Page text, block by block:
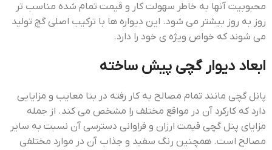
محبوبیت آنها به خاطر سهولت کار و قیمت تمام شده مناسب تر
روز به روز بیشتر می شود. این دیواره ها با ترکیب اصلی گچ تولید
می شوند که خواص ویژه ی خود را دارد.
ابعاد دیوار گچی پیش ساخته
پانل گچی مانند تمام مصالح به کار رفته در بنا معایب و مزایایی
دارد که کارکرد آن در مواقع مختلف را مشخص می کند. از جمله
مزایای پنل گچی قیمت ارزان و فراوانی دسترسی آن نسبت به سایر
مصالح است. همچنین رنگ سفید و جذاب آن در موارد مختلفی